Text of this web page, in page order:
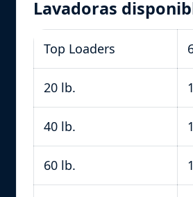
Lavadoras
Top Loaders
20 lb.
40 lb.
60 lb.